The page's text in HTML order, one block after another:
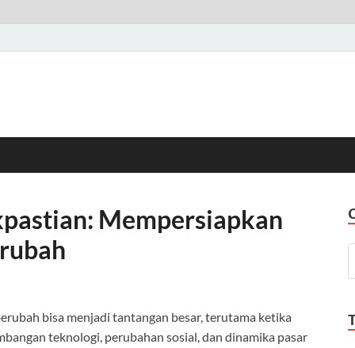
Mempersiapkan
bisa menjadi tantangan besar, terutama ketika
teknologi, perubahan sosial, dan dinamika pasar